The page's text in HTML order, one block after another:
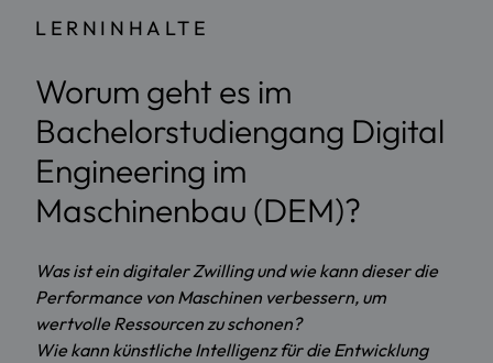
LERNINHALTE
Worum geht es im
Bachelorstudiengang Digital
Engineering im
Maschinenbau (DEM)?
Was ist ein digitaler Zwilling und wie kann dieser die
Performance von Maschinen verbessern, um
wertvolle Ressourcen zu schonen?
Wie kann künstliche Intelligenz für die Entwicklung